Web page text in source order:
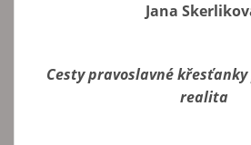
Jana
Cesty pravoslavné
realita